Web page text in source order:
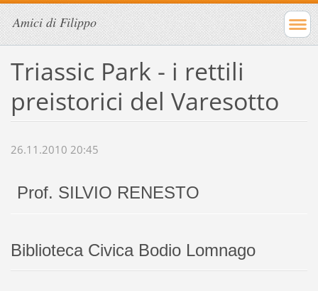
Amici di Filippo
Triassic Park - i rettili
preistorici del Varesotto
26.11.2010 20:45
Prof. SILVIO RENESTO
Biblioteca Civica Bodio Lomnago